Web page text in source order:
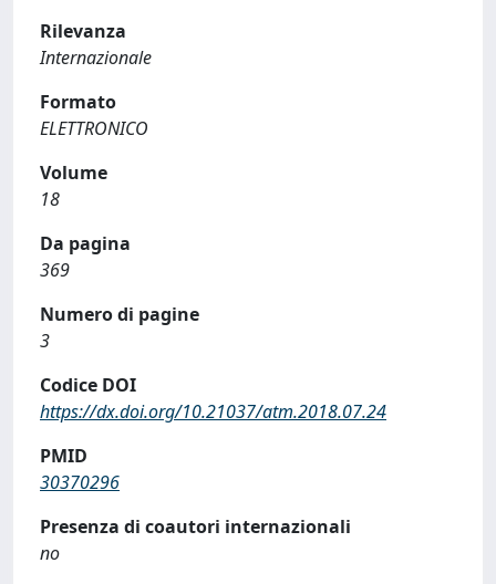
Rilevanza
Internazionale
Formato
ELETTRONICO
Volume
18
Da pagina
369
Numero di pagine
3
Codice DOI
https://dx.doi.org/10.21037/atm.2018.07.24
PMID
30370296
Presenza di coautori internazionali
no